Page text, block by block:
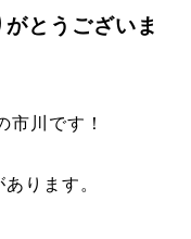
とうございま
市川です！
ります。